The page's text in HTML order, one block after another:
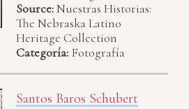
Source:Nuestras Historias:
The Nebraska Latino
Heritage Collection
Categoría: Fotografía
Santos Baros Schubert